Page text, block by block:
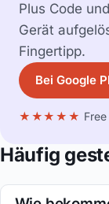
Plus Code
Gerät
Fingertipp.
Bei Google
★★★★★ Free
Häufig